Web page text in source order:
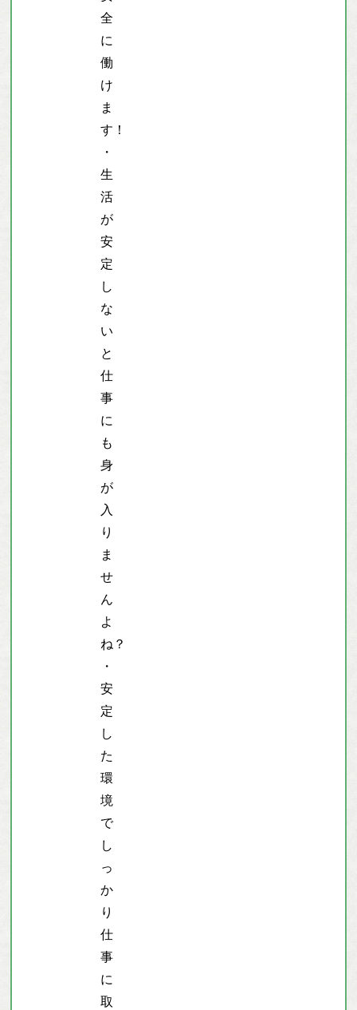
全
に
働
け
ま
す！
・
生
活
が
安
定
し
な
い
と
仕
事
に
も
身
が
入
り
ま
せ
ん
よ
ね？
・
安
定
し
た
環
境
で
し
っ
か
り
仕
事
に
取